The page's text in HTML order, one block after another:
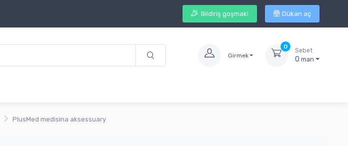
Bildiriş goşmak! Dükan aç
Girmek
0
Sebet
0man
PlusMed medisina aksessuary